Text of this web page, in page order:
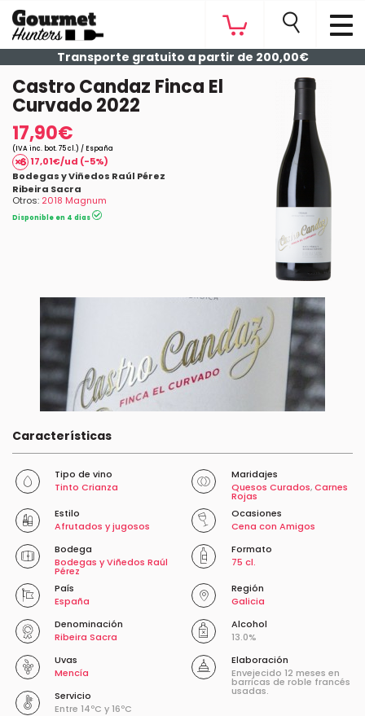
Transporte gratuito a partir de 200,00€
Castro Candaz Finca El
Curvado 2022
17,90€
(IVA inc. bot. 75 cl.) / España
17,01€/ud (-5%)
Bodegas y Viñedos Raúl Pérez
Ribeira Sacra
Otros: 2018 Magnum
Disponible en 4 días
Características
Tipo de vino
Tinto Crianza
Maridajes
Quesos Curados,Carnes
Rojas
Estilo
Afrutados y jugosos
Ocasiones
Cena con Amigos
Bodega
Bodegas y Viñedos Raúl
Pérez
Formato
75 cl.
País
España
Región
Galicia
Denominación
Ribeira Sacra
Alcohol
13.0%
Uvas
Mencía
Servicio
Entre 14ºC y 16ºC
Elaboración
Envejecido 12 meses en
barricas de roble francés
usadas.